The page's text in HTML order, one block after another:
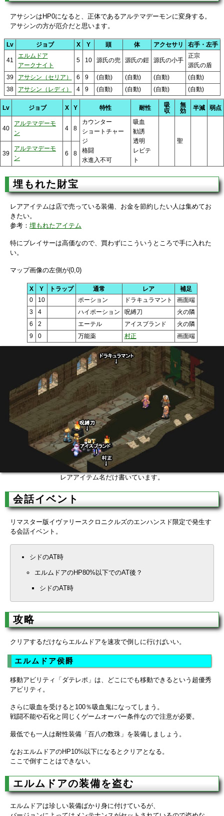
アサシンはHP0になると、正体であるアルテマデーモンに変身する。
アサシンの方が厄介だと思います。
Lv ジョブ X Y 頭 体 アクセサリ 右手・左手
41
エルムドア
アークナイト
5 10 源氏の兜 源氏の鎧 源氏の小手
正宗
源氏の盾
39
アサシン（セリア） 6 9 (自動) (自動) (自動)
(自動)
38
アサシン（レディ） 4 9 (自動) (自動) (自動) (自動)
Lv ジョブ X Y 特性 耐性
吸
収
無
効
半減 弱点
40
アルテマデーモ
ン
4 8
カウンター
ショートチャー
ジ
格闘
水進入不可
吸血
勧誘
透明
レビテ
ト
聖
39
アルテマデーモ
ン
6 8
埋もれた財宝
レアアイテムは店で売っている装備、お金を節約したい人は集めてお
きたい。
参考： 埋もれたアイテム
特にブレイサーは高価なので、買わずにこういうところで手に入れた
い。
マップ画像の左側が(0,0)
X Y トラップ 通常 レア
補足
0
10 ポーション ドラキュラマント
画面端
3
4 ハイポーション 呪縛刀
火の隣
6
2 エーテル アイスブランド
火の隣
9
0 万能薬 村正 画面端
レアアイテム名だけ書いています。
会話イベント
リマスター版イヴァリースクロニクルズのエンハンスド限定で発生す
る会話イベント。
シドのAT時
エルムドアのHP80%以下でのAT後？
シドのAT時
攻略
クリアするだけならエルムドアを速攻で倒しに行けばいい。
エルムドア侯爵
移動アビリティ「ダテレポ」は、どこにでも移動できるという超優秀
アビリティ。
さらに吸血を受けると100％吸血鬼になってしまう。
戦闘不能や石化と同じくゲームオーバー条件なので注意が必要。
最低でも一人は耐性装備「百八の数珠」を装備しましょう。
なおエルムドアのHP10%以下になるとクリアとなる。
ここで倒すことはできない。
エルムドアの装備を盗む
エルムドアは珍しい装備ばかり身に付けているが、